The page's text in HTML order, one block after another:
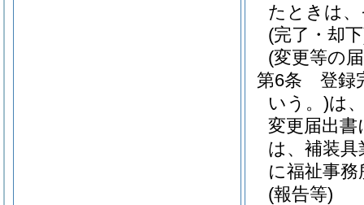
たときは
(完了・却
(変更等の
第6条
登録
いう。)は
変更届出
は、補装具
に福祉事
(報告等)